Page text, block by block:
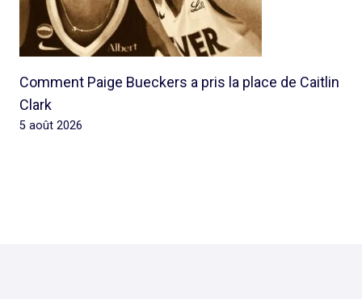
Comment Paige Bueckers a pris la place de Caitlin
Clark
5 août 2026